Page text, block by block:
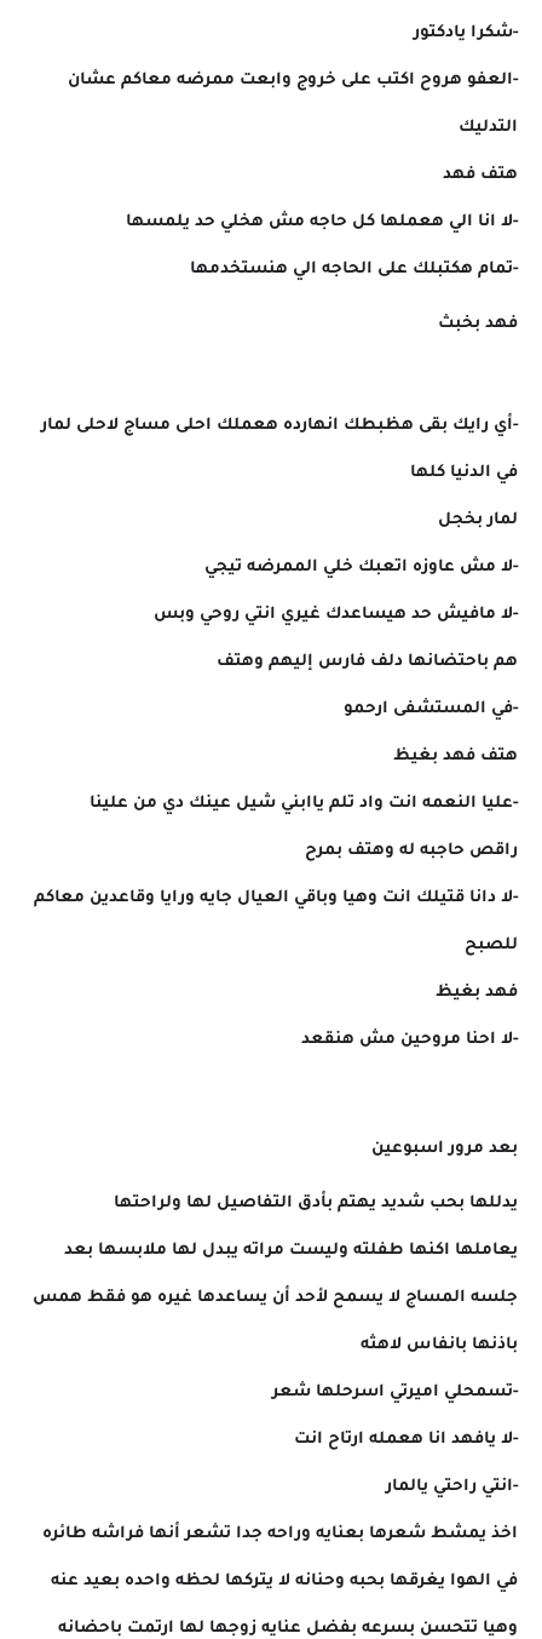
-شكرا يادكتور
-العفو هروح اكتب على خروج وابعت ممرضه معاكم عشان
التدليك
هتف فهد
-لا انا الي هعملها كل حاجه مش هخلي حد يلمسها
-تمام هكتبلك على الحاجه الي هنستخدمها
فهد بخبث
-أي رايك بقى هظبطك انهارده هعملك احلى مساج لاحلى لمار
في الدنيا كلها
لمار بخجل
-لا مش عاوزه اتعبك خلي الممرضه تيجي
-لا مافيش حد هيساعدك غيري انتي روحي وبس
هم باحتضانها دلف فارس إليهم وهتف
-في المستشفى ارحمو
هتف فهد بغيظ
-عليا النعمه انت واد تلم ياابني شيل عينك دي من علينا
راقص حاجبه له وهتف بمرح
-لا دانا قتيلك انت وهيا وباقي العيال جايه ورايا وقاعدين معاكم
للصبح
فهد بغيظ
-لا احنا مروحين مش هنقعد
بعد مرور اسبوعين
يدللها بحب شديد يهتم بأدق التفاصيل لها ولراحتها
يعاملها اكنها طفلته وليست مراته يبدل لها ملابسها بعد
جلسه المساج لا يسمح لأحد أن يساعدها غيره هو فقط همس
باذنها بانفاس لاهثه
-تسمحلي اميرتي اسرحلها شعر
-لا يافهد انا هعمله ارتاح انت
-انتي راحتي يالمار
اخذ يمشط شعرها بعنايه وراحه جدا تشعر أنها فراشه طائره
في الهوا يغرقها بحبه وحنانه لا يتركها لحظه واحده بعيد عنه
وهيا تتحسن بسرعه بفضل عنايه زوجها لها ارتمت باحضانه